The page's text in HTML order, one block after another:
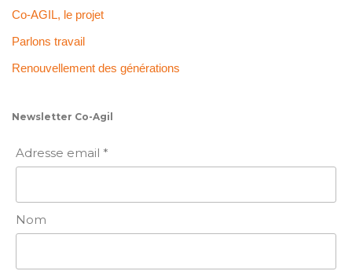
Co-AGIL, le projet
Parlons travail
Renouvellement des générations
Newsletter Co-Agil
Adresse email *
Nom